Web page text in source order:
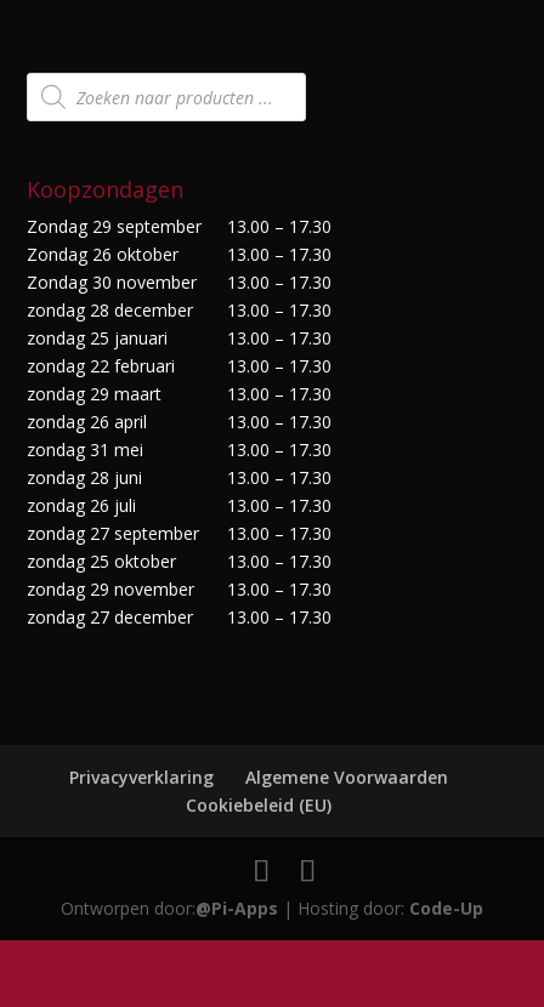
Producten
zoeken
Koopzondagen
Zondag 29 september
13.00 – 17.30
Zondag 26 oktober
13.00 – 17.30
Zondag 30 november
13.00 – 17.30
zondag 28 december
13.00 – 17.30
zondag 25 januari
13.00 – 17.30
zondag 22 februari
13.00 – 17.30
zondag 29 maart
13.00 – 17.30
zondag 26 april
13.00 – 17.30
zondag 31 mei
13.00 – 17.30
zondag 28 juni
13.00 – 17.30
zondag 26 juli
13.00 – 17.30
zondag 27 september
13.00 – 17.30
zondag 25 oktober
13.00 – 17.30
zondag 29 november
13.00 – 17.30
zondag 27 december
13.00 – 17.30
Privacyverklaring
Algemene Voorwaarden
Cookiebeleid (EU)
Ontworpen door:@Pi-Apps | Hosting door: Code-Up